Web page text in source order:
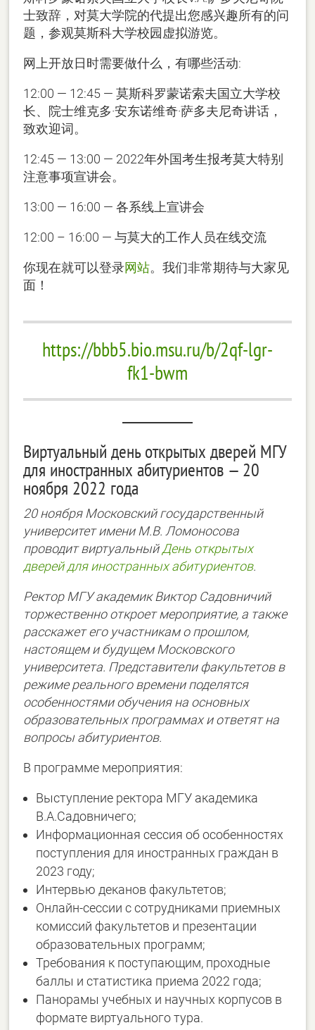
士致辞，对莫大学院的代提出您感兴趣所有的问
题，参观莫斯科大学校园虚拟游览。
网上开放日时需要做什么，有哪些活动:
12:00 — 12:45 — 莫斯科罗蒙诺索夫国立大学校
长、院士维克多·安东诺维奇·萨多夫尼奇讲话，
致欢迎词。
12:45 — 13:00 — 2022年外国考生报考莫大特别
注意事项宣讲会。
13:00 — 16:00 — 各系线上宣讲会
12:00 – 16:00 — 与莫大的工作人员在线交流
你现在就可以登录网站。我们非常期待与大家见
面！
https://bbb5.bio.msu.ru/b/2qf-lgr-
fk1-bwm
Виртуальный день открытых дверей МГУ
для иностранных абитуриентов — 20
ноября 2022 года
20 ноября Московский государственный
университет имени М.В. Ломоносова
проводит виртуальный День открытых
дверей для иностранных абитуриентов.
Ректор МГУ академик Виктор Садовничий
торжественно откроет мероприятие, а также
расскажет его участникам о прошлом,
настоящем и будущем Московского
университета. Представители факультетов в
режиме реального времени поделятся
особенностями обучения на основных
образовательных программах и ответят на
вопросы абитуриентов.
В программе мероприятия:
Выступление ректора МГУ академика
В.А.Садовничего;
Информационная сессия об особенностях
поступления для иностранных граждан в
2023 году;
Интервью деканов факультетов;
Онлайн-сессии с сотрудниками приемных
комиссий факультетов и презентации
образовательных программ;
Требования к поступающим, проходные
баллы и статистика приема 2022 года;
Панорамы учебных и научных корпусов в
формате виртуального тура.